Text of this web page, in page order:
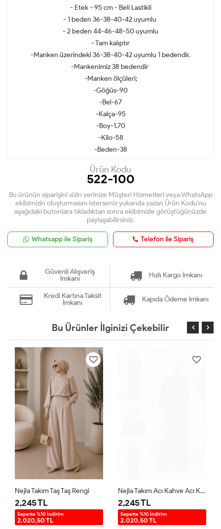
- Etek - 95 cm - Beli Lastikli
- 1 beden 36-38-40-42 uyumlu
- 2 beden 44-46-48-50 uyumlu
- Tam kalıptır
-Manken üzerindeki 36-38-40-42 uyumlu 1 bedendir.
-Mankenimiz 38 bedendir
-Manken ölçüleri;
-Göğüs-90
-Bel-67
-Kalça-95
-Boy-1.70
-Kilo-58
-Beden-38
Ürün Kodu
522-100
Bu ürünün siparişini sizin yerinize Müşteri Hizmetleri veya WhatsApp
ekibimizin oluşturmasını isterseniz yukarıda yazan Ürün Kodu'nu
aşağıdaki butonlara tıkladıktan sonra ekibimizle görüştüğünüzde
paylaşabilirsiniz.
Whatsapp ile Sipariş Telefon ile Sipariş
Güvenli Alışveriş
İmkanı
Hızlı Kargo İmkanı
Kredi Kartına Taksit
İmkanı
Kapıda Ödeme İmkanı
Bu Ürünler İlginizi Çekebilir
Nejla Takım Taş Taş Rengi
2,245 TL
Sepette %10 İndirim
2.020,50 TL
Nejla Takım Acı Kahve Acı Kahve
2,245 TL
Sepette %10 İndirim
2.020,50 TL